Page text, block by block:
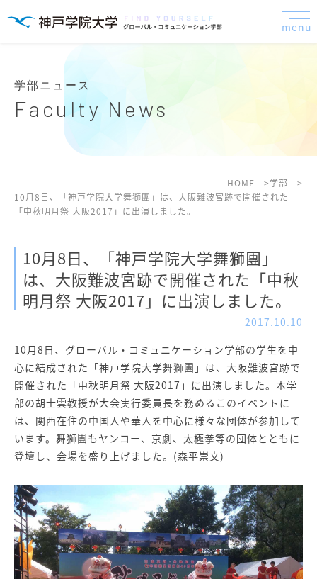
menu
Faculty News
学部ニュース
HOME
学部
10月8日、「神戸学院大学舞獅團」は、大阪難波宮跡で開催された
「中秋明月祭 大阪2017」に出演しました。
10月8日、「神戸学院大学舞獅團」
は、大阪難波宮跡で開催された「中秋
明月祭 大阪2017」に出演しました。
2017.10.10
10月8日、グローバル・コミュニケーション学部の学生を中
心に結成された「神戸学院大学舞獅團」は、大阪難波宮跡で
開催された「中秋明月祭 大阪2017」に出演しました。本学
部の胡士雲教授が大会実行委員長を務めるこのイベントに
は、関西在住の中国人や華人を中心に様々な団体が参加して
います。舞獅團もヤンコー、京劇、太極拳等の団体とともに
登壇し、会場を盛り上げました。(森平崇文)